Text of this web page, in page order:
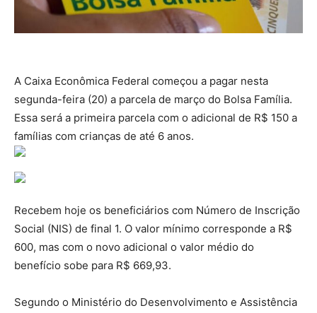
A Caixa Econômica Federal começou a pagar nesta
segunda-feira (20) a parcela de março do Bolsa Família.
Essa será a primeira parcela com o adicional de R$ 150 a
famílias com crianças de até 6 anos.
Recebem hoje os beneficiários com Número de Inscrição
Social (NIS) de final 1. O valor mínimo corresponde a R$
600, mas com o novo adicional o valor médio do
benefício sobe para R$ 669,93.
Segundo o Ministério do Desenvolvimento e Assistência